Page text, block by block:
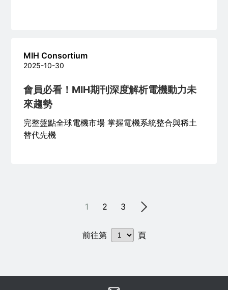
MIH Consortium
2025-10-30
會員必看！MIH期刊深度解析電機動力未
來趨勢
完整盤點全球電機市場 掌握電機系統整合與稀土
替代先機
1 2 3
前往第 頁